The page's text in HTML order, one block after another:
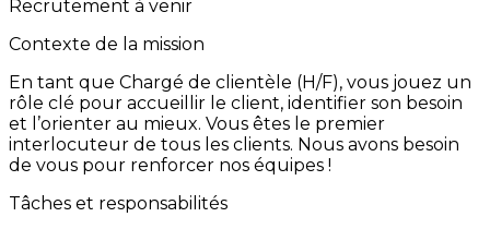
Recrutement à venir
Contexte de la mission
En tant que Chargé de clientèle (H/F), vous jouez un
rôle clé pour accueillir le client, identifier son besoin
et l’orienter au mieux. Vous êtes le premier
interlocuteur de tous les clients. Nous avons besoin
de vous pour renforcer nos équipes !
Tâches et responsabilités